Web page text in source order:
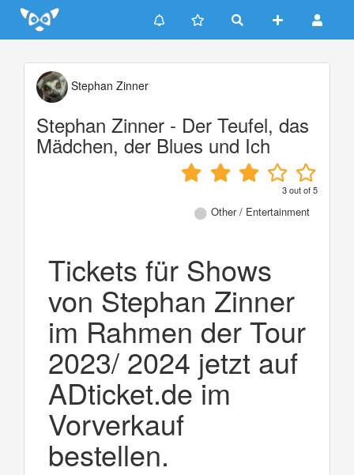
Update cookies preferences
Stephan Zinner
Stephan Zinner - Der Teufel, das
Mädchen, der Blues und Ich
3out of5
Other / Entertainment
Tickets für Shows
von Stephan Zinner
im Rahmen der Tour
2023/ 2024 jetzt auf
ADticket.de im
Vorverkauf
bestellen.